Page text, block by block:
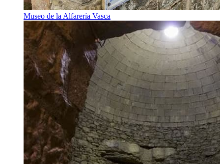
Museo de la Alfarería Vasca